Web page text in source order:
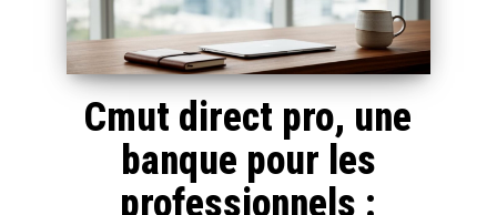
Cmut direct pro, une
banque pour les
professionnels :